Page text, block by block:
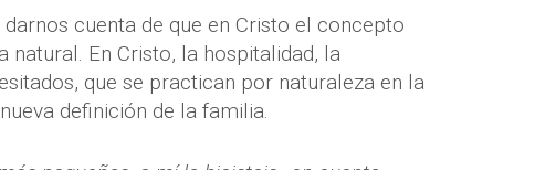
cuenta de que en Cristo el concepto
En Cristo, la hospitalidad, la
que se practican por naturaleza en la
definición de la familia.